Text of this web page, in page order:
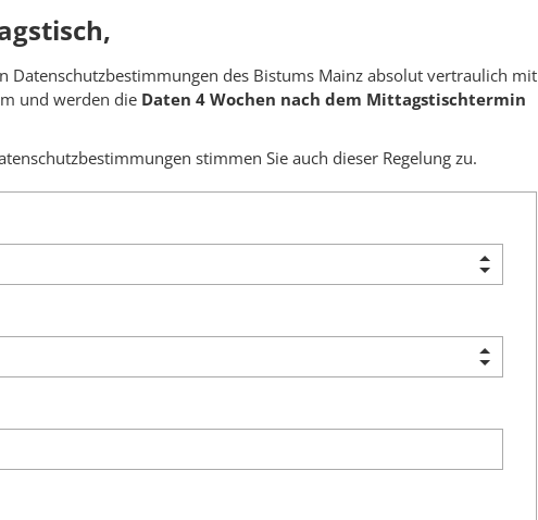
Datenschutzbestimmungen des Bistums Mainz absolut vertraulich mit
und werden die Daten 4 Wochen nach dem Mittagstischtermin
stimmen Sie auch dieser Regelung zu.